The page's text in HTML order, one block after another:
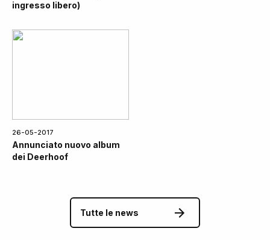
ingresso libero)
26-05-2017
Annunciato nuovo album
dei Deerhoof
Tutte le news